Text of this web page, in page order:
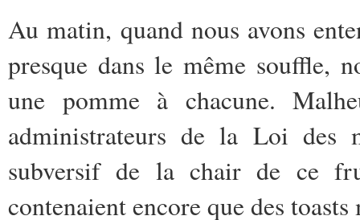
Au matin, quand nous avons
presque dans le même souffle,
une pomme à chacune.
administrateurs de la Loi des
subversif de la chair de ce
contenaient encore que des